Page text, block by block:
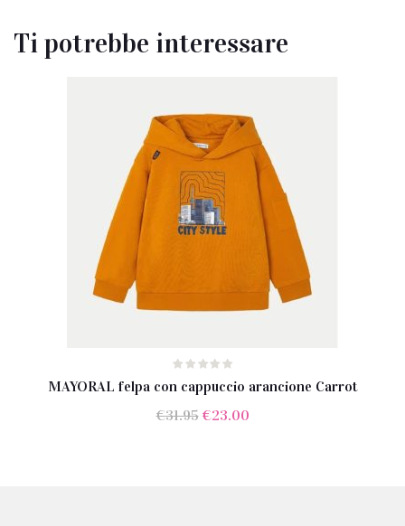
Ti potrebbe interessare
MAYORAL felpa con cappuccio arancione Carrot
€31.95 Il
€23.00Il